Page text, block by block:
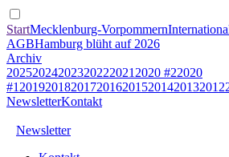
StartMecklenburg-Vorpommern
AGBHamburg blüht auf 2026
Archiv
20252024202320222021 2020 #22020
#1 20192018201720162015201420132012
NewsletterKontakt
Newsletter